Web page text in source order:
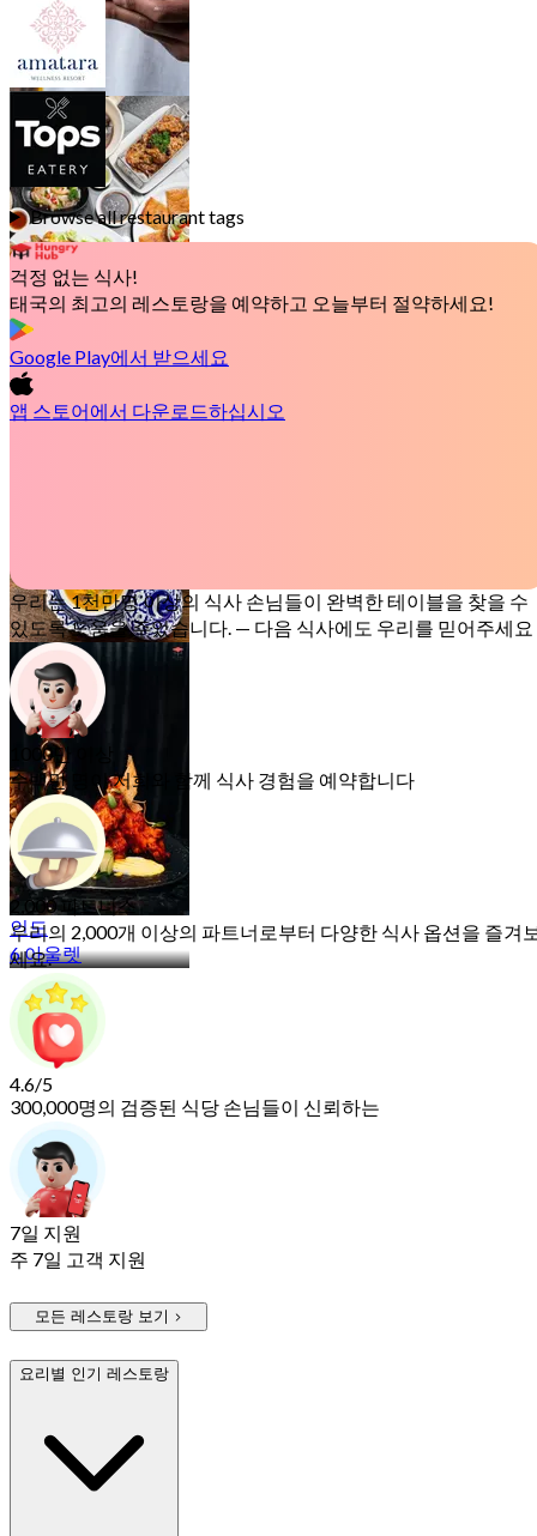
미국식
17 아울렛
중식
12 아울렛
태국 남부 음식
10 아울렛
인도
6 아울렛
Browse all restaurant tags
걱정 없는 식사!
태국의 최고의 레스토랑을 예약하고 오늘부터 절약하세요!
Google Play에서 받으세요
앱 스토어에서 다운로드하십시오
우리는 1천만명 이상의 식사 손님들이 완벽한 테이블을 찾을 수
있도록 도움을 주었습니다. — 다음 식사에도 우리를 믿어주세요
1000만 이상
수백만 명이 저희와 함께 식사 경험을 예약합니다
2,000 파트너스
우리의 2,000개 이상의 파트너로부터 다양한 식사 옵션을 즐겨
세요.
4.6/5
300,000명의 검증된 식당 손님들이 신뢰하는
7일 지원
주 7일 고객 지원
모든 레스토랑 보기
요리별 인기 레스토랑